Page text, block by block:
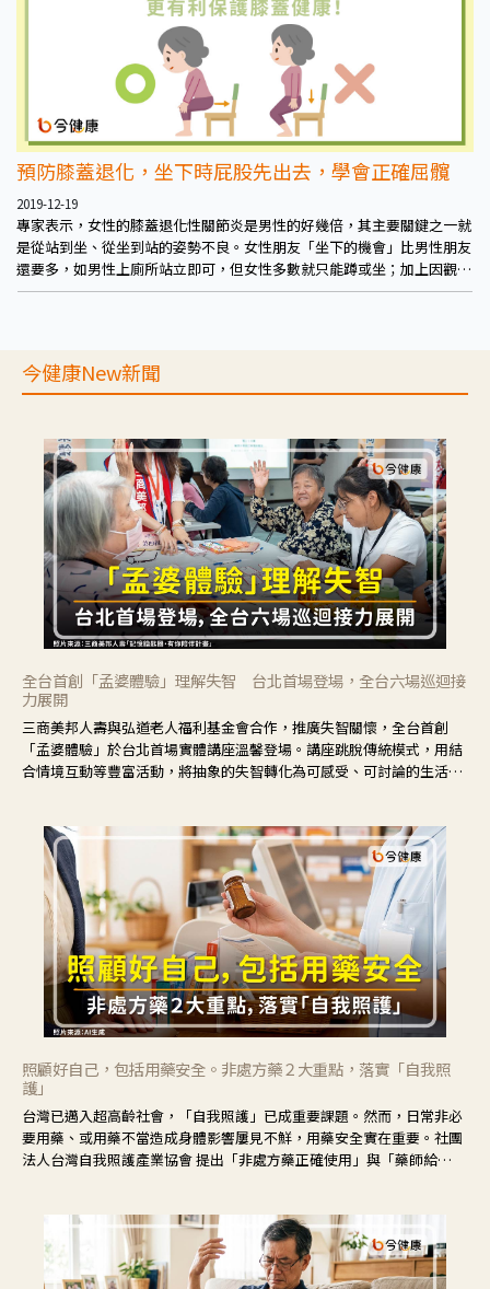
預防膝蓋退化，坐下時屁股先出去，學會正確屈髖
2019-12-19
專家表示，女性的膝蓋退化性關節炎是男性的好幾倍，其主要關鍵之一就
是從站到坐、從坐到站的姿勢不良。女性朋友「坐下的機會」比男性朋友
還要多，如男性上廁所站立即可，但女性多數就只能蹲或坐；加上因觀感
的關係，女性的姿勢多為腳往內夾，諸多原因使得膝蓋退化性關節炎的機
今健康New新聞
全台首創「孟婆體驗」理解失智 台北首場登場，全台六場巡迴接
力展開
三商美邦人壽與弘道老人福利基金會合作，推廣失智關懷，全台首創
「孟婆體驗」於台北首場實體講座溫馨登場。講座跳脫傳統模式，用結
合情境互動等豐富活動，將抽象的失智轉化為可感受、可討論的生活情
照顧好自己，包括用藥安全。非處方藥２大重點，落實「自我照
護」
台灣已邁入超高齡社會，「自我照護」已成重要課題。然而，日常非必
要用藥、或用藥不當造成身體影響屢見不鮮，用藥安全實在重要。社團
法人台灣自我照護產業協會 提出「非處方藥正確使用」與「藥師給